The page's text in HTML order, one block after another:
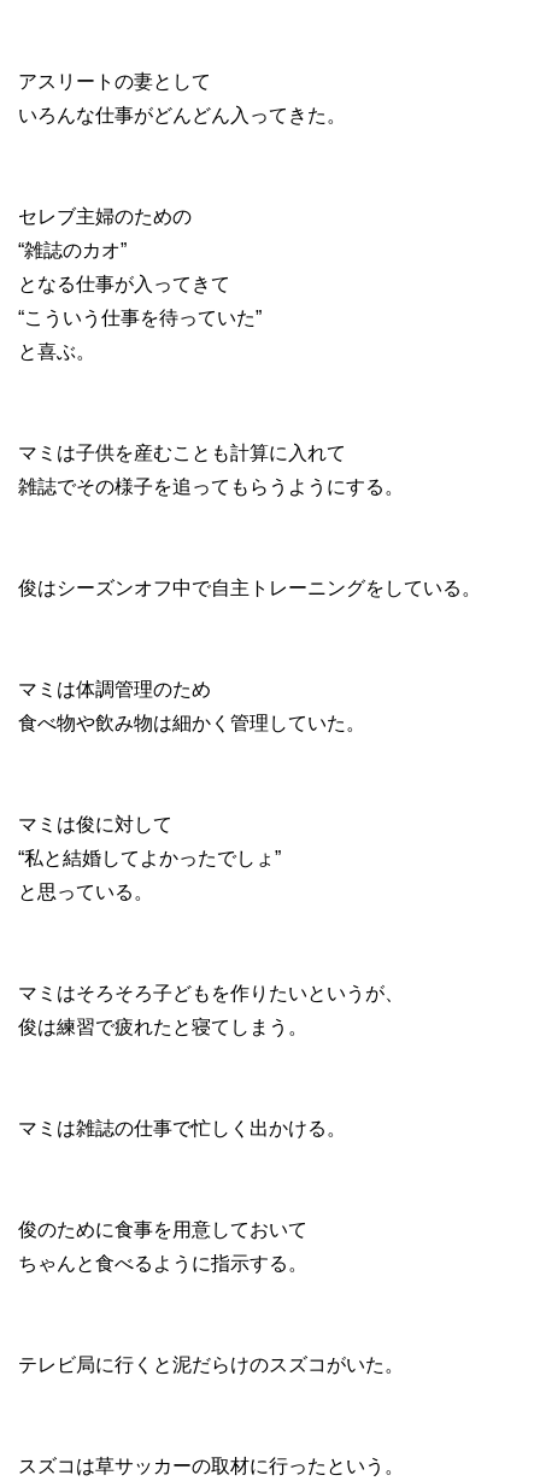
アスリートの妻として
いろんな仕事がどんどん入ってきた。
セレブ主婦のための
“雑誌のカオ”
となる仕事が入ってきて
“こういう仕事を待っていた”
と喜ぶ。
マミは子供を産むことも計算に入れて
雑誌でその様子を追ってもらうようにする。
俊はシーズンオフ中で自主トレーニングをしている。
マミは体調管理のため
食べ物や飲み物は細かく管理していた。
マミは俊に対して
“私と結婚してよかったでしょ”
と思っている。
マミはそろそろ子どもを作りたいというが、
俊は練習で疲れたと寝てしまう。
マミは雑誌の仕事で忙しく出かける。
俊のために食事を用意しておいて
ちゃんと食べるように指示する。
テレビ局に行くと泥だらけのスズコがいた。
スズコは草サッカーの取材に行ったという。